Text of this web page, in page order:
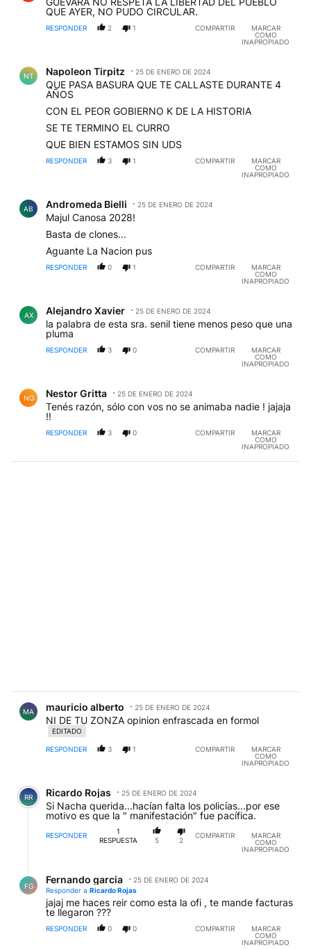
QUE AYER, NO PUDO CIRCULAR.
RESPONDER 2 1 COMPARTIR
MARCAR
COMO
INAPROPIADO
NT Napoleon Tirpitz 25 DE ENERO DE 2024
QUE PASA BASURA QUE TE CALLASTE DURANTE 4
AÑOS
CON EL PEOR GOBIERNO K DE LA HISTORIA
SE TE TERMINO EL CURRO
QUE BIEN ESTAMOS SIN UDS
RESPONDER 3 1 COMPARTIR
MARCAR
COMO
INAPROPIADO
AB Andromeda Bielli 25 DE ENERO DE 2024
Majul Canosa 2028!
Basta de clones...
Aguante La Nacion pus
RESPONDER 0 1 COMPARTIR
MARCAR
COMO
INAPROPIADO
AX Alejandro Xavier 25 DE ENERO DE 2024
la palabra de esta sra. senil tiene menos peso que una
pluma
RESPONDER 3 0 COMPARTIR
MARCAR
COMO
INAPROPIADO
NG Nestor Gritta 25 DE ENERO DE 2024
Tenés razón, sólo con vos no se animaba nadie ! jajaja
!!
RESPONDER 3 0 COMPARTIR
MARCAR
COMO
INAPROPIADO
MA mauricio alberto 25 DE ENERO DE 2024
NI DE TU ZONZA opinion enfrascada en formol
EDITADO
RESPONDER 3 1 COMPARTIR
MARCAR
COMO
INAPROPIADO
RR Ricardo Rojas 25 DE ENERO DE 2024
Si Nacha querida...hacían falta los policías...por ese
motivo es que la " manifestación" fue pacífica.
RESPONDER
1
RESPUESTA
5 2
COMPARTIR
MARCAR
COMO
INAPROPIADO
FG
Fernando garcia
25 DE ENERO DE 2024
Responder a Ricardo Rojas
jajaj me haces reir como esta la ofi , te mande facturas
te llegaron ???
RESPONDER 0 0 COMPARTIR
MARCAR
COMO
INAPROPIADO